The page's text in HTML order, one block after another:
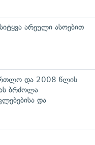
არეული ასოებით
და 2008 წლის
ბრძოლა
და